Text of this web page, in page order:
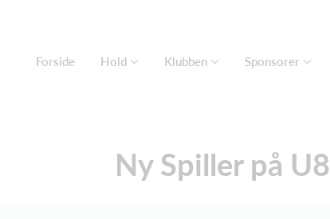
Forside Hold Klubben Sponsorer
Ny Spiller på U8